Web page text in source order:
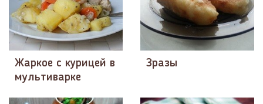
Жаркое с курицей в
мультиварке
Зразы